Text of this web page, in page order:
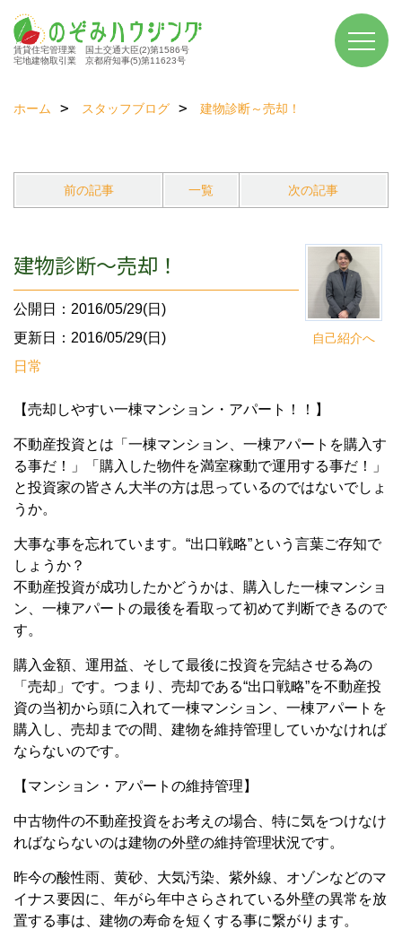
賃貸住宅管理業 国土交通大臣(2)第1586号
宅地建物取引業 京都府知事(5)第11623号
ホーム スタッフブログ 建物診断～売却！
前の記事 一覧 次の記事
自己紹介へ
建物診断～売却！
公開日：2016/05/29(日)
更新日：2016/05/29(日)
日常
【売却しやすい一棟マンション・アパート！！】
不動産投資とは「一棟マンション、一棟アパートを購入す
る事だ！」「購入した物件を満室稼動で運用する事だ！」
と投資家の皆さん大半の方は思っているのではないでしょ
うか。
大事な事を忘れています。“出口戦略”という言葉ご存知で
しょうか？
不動産投資が成功したかどうかは、購入した一棟マンショ
ン、一棟アパートの最後を看取って初めて判断できるので
す。
購入金額、運用益、そして最後に投資を完結させる為の
「売却」です。つまり、売却である“出口戦略”を不動産投
資の当初から頭に入れて一棟マンション、一棟アパートを
購入し、売却までの間、建物を維持管理していかなければ
ならないのです。
【マンション・アパートの維持管理】
中古物件の不動産投資をお考えの場合、特に気をつけなけ
ればならないのは建物の外壁の維持管理状況です。
昨今の酸性雨、黄砂、大気汚染、紫外線、オゾンなどのマ
イナス要因に、年がら年中さらされている外壁の異常を放
置する事は、建物の寿命を短くする事に繋がります。